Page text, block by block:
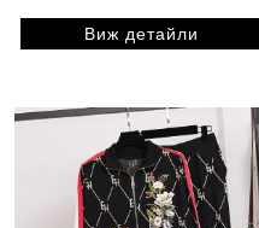
Виж детайли